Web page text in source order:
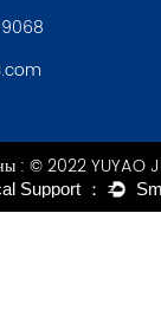
: © 2022 YUYAO